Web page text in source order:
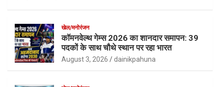
खेल/मनोरंजन
कॉमनवेल्थ गेम्स 2026 का शानदार समापन: 39
पदकों के साथ चौथे स्थान पर रहा भारत
August 3, 2026 dainikpahuna